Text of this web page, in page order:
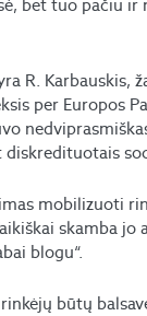
bet tuo pačiu
R. Karbauskis,
per Europos
mobilizuoti
skamba
blogu“.
būtų